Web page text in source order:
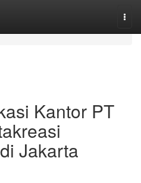
Kantor PT
Jakarta